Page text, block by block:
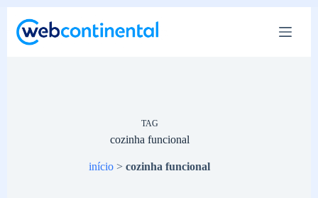
para
TAG
cozinha funcional
início >cozinha funcional